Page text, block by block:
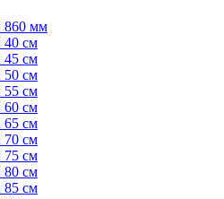
860 мм
см
см
см
см
см
см
см
см
см
см